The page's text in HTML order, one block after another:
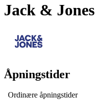
Jack & Jones
Åpningstider
Ordinære åpningstider